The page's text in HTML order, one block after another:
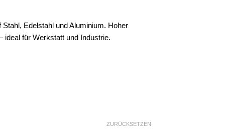
Edelstahl und Aluminium. Hoher
ideal für Werkstatt und Industrie.
ZURÜCKSETZEN